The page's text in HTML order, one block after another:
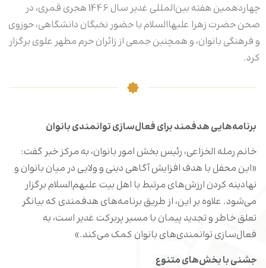
چهاردهمین هفته بین‌المللی غدیر سال 1446 هجری قمری، در
صحن حضرت زهرا علیها‌السلام با حضور نخبگان دانشگاهی، حوزوی
و فرهنگی بانوان، و همچنین جمعی از زائران حرم مطهر علوی برگزار
کرد.
برنامه‌هایی هدفمند برای فعال‌سازی توانمندی‌ بانوان
خانم رمله الخزاعی، رئیس بخش امور بانوان، به مرکز خبر گفت:
«این محفل با هدف افزایش آگاهی دینی و ولایی در میان بانوان و
نهادینه کردن ارزش‌های مرتبط با اهل بیت علیهم‌السلام برگزار
می‌شود. علاوه بر این، از طریق برنامه‌های هدفمندی که بیانگر
تعلق خاطر و تجدید پیمان با مسیر پربرکت غدیر است، به
فعال‌سازی توانمندی‌های بانوان کمک می‌کند.»
جشنی با بخش‌های متنوع